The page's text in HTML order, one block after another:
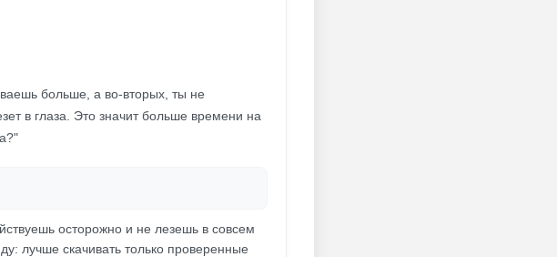
больше, а во-вторых, ты не
в глаза. Это значит больше времени на
осторожно и не лезешь в совсем
лучше скачивать только проверенные